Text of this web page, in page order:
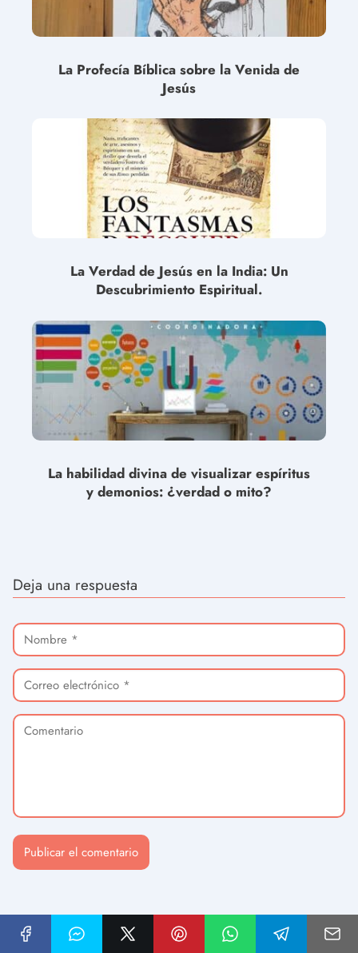
La Profecía Bíblica sobre la Venida de
Jesús
La Verdad de Jesús en la India: Un
Descubrimiento Espiritual.
La habilidad divina de visualizar espíritus
y demonios: ¿verdad o mito?
Deja una respuesta